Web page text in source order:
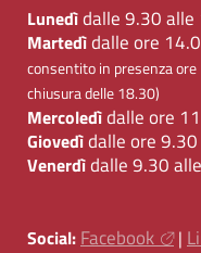
Lunedìdalle 9.30 alle
Martedìdalle ore
consentito in presenza
chiusura delle 18.30)
Mercoledìdalle ore
Giovedìdalle ore
Venerdìdalle 9.30
Social: Facebook |